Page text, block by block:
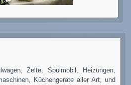
Zelte, Spülmobil, Heizungen,
Küchengeräte aller Art, und